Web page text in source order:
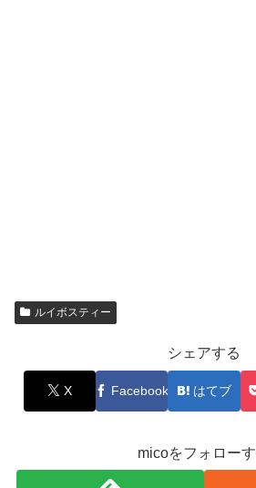
ルイボスティー
シェアする
X Facebook はてブ
micoをフォロー